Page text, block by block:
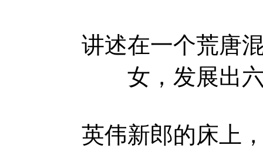
讲述在一个荒唐混
女，发展出
英伟新郎的床上，